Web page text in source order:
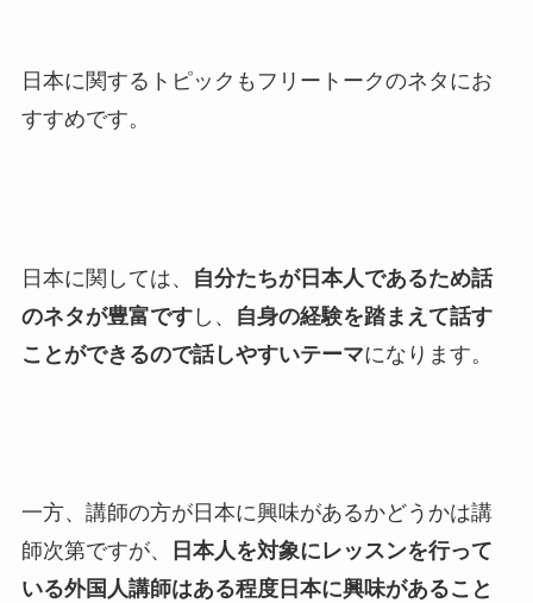
日本に関するトピックもフリートークのネタにお
すすめです。
日本に関しては、
自分たちが日本人であるため話
のネタが豊富ですし、
自身の経験を踏まえて話す
ことができるので話しやすいテーマになります。
一方、講師の方が日本に興味があるかどうかは講
師次第ですが、
日本人を対象にレッスンを行って
いる外国人講師はある程度日本に興味があること